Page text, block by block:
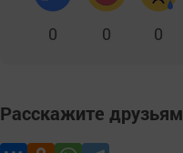
0 0 0
Расскажите друзьям